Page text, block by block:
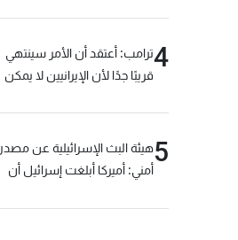
4ترامب: أعتقد أن الأمر سينتهي
قريبًا جدًا لأن الإيرانيين لا يمكن
5هيئة البث الإسرائيلية عن مصدر
أمني: أميركا أبلغت إسرائيل أن